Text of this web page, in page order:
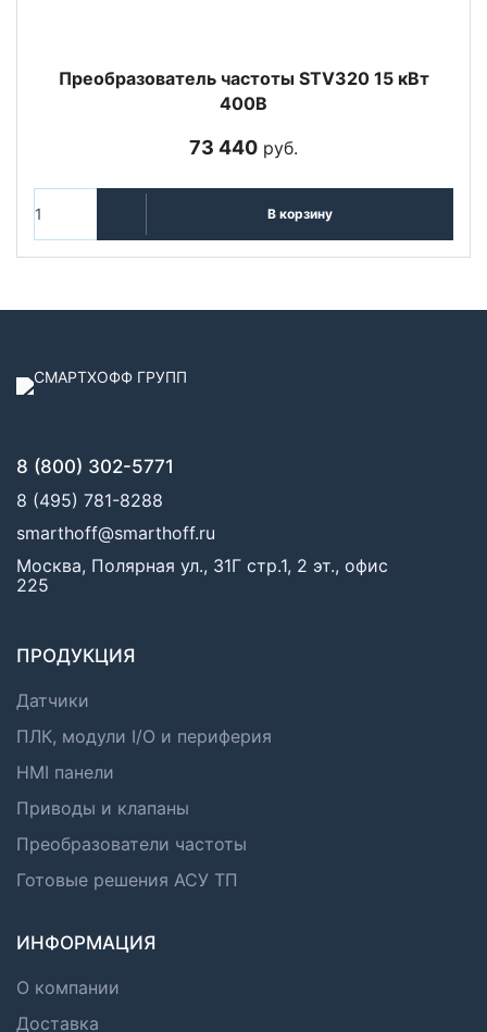
Преобразователь частоты STV320 15 кВт
400В
73 440 руб.
В корзину
8 (800) 302-5771
8 (495) 781-8288
smarthoff@smarthoff.ru
Москва, Полярная ул., 31Г стр.1, 2 эт., офис
225
ПРОДУКЦИЯ
Датчики
ПЛК, модули I/O и периферия
HMI панели
Приводы и клапаны
Преобразователи частоты
Готовые решения АСУ ТП
ИНФОРМАЦИЯ
О компании
Доставка